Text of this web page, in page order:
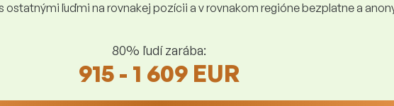
ostatnými ľuďmi na rovnakej pozícii a v rovnakom regióne bezplatne a
80% ľudí zarába:
915 - 1 609 EUR